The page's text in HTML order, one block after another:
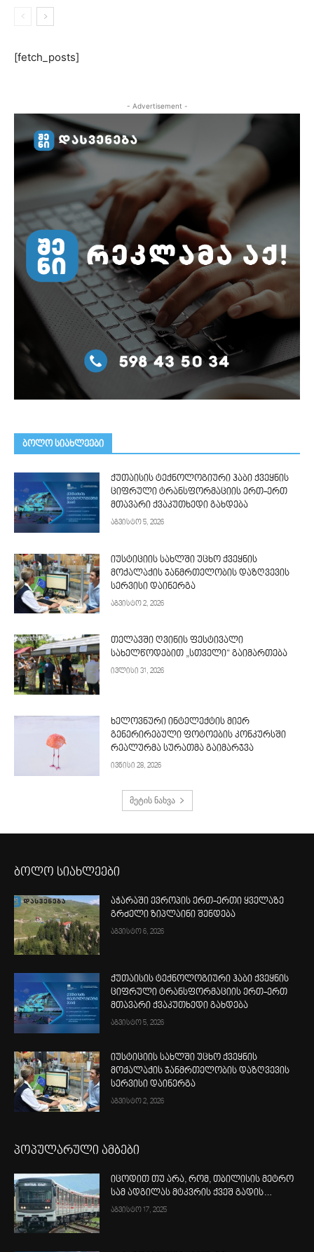
[fetch_posts]
- Advertisement -
ᲑᲝᲚᲝ ᲡᲘᲐᲮᲚᲔᲔᲑᲘ
ქუთაისის ტექნოლოგიური ჰაბი ქვეყნის
ციფრული ტრანსფორმაციის ერთ-ერთ
მთავარი ქვაკუთხედი გახდება
აგვისტო 5, 2026
იუსტიციის სახლში უცხო ქვეყნის
მოქალაქის ჯანმრთელობის დაზღვევის
სერვისი დაინერგა
აგვისტო 2, 2026
თელავში ღვინის ფესტივალი
სახელწოდებით „სთველი“ გაიმართება
ივლისი 31, 2026
ხელოვნური ინტელექტის მიერ
გენერირებული ფოტოების კონკურსში
რეალურმა სურათმა გაიმარჯვა
ივნისი 28, 2026
მეტის ნახვა
ბოლო სიახლეები
აჭარაში ევროპის ერთ-ერთი ყველაზე
გრძელი ზიპლაინი შენდება
აგვისტო 6, 2026
ქუთაისის ტექნოლოგიური ჰაბი ქვეყნის
ციფრული ტრანსფორმაციის ერთ-ერთ
მთავარი ქვაკუთხედი გახდება
აგვისტო 5, 2026
იუსტიციის სახლში უცხო ქვეყნის
მოქალაქის ჯანმრთელობის დაზღვევის
სერვისი დაინერგა
აგვისტო 2, 2026
პოპულარული ამბები
იცოდით თუ არა, რომ, თბილისის მეტრო
სამ ადგილას მტკვრის ქვეშ გადის…
აგვისტო 17, 2025